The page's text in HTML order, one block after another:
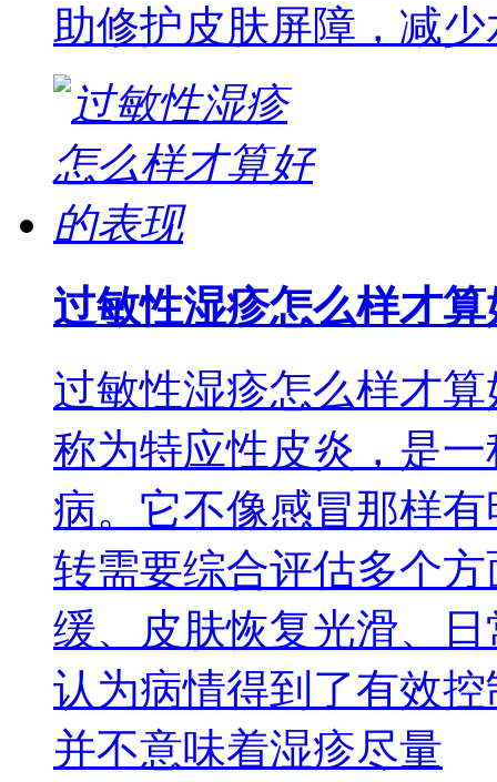
助修护皮肤屏障，减
过敏性湿疹怎么样才
过敏性湿疹怎么样才
称为特应性皮炎，是
病。它不像感冒那样
转需要综合评估多个
缓、皮肤恢复光滑、
认为病情得到了有效
并不意味着湿疹尽量